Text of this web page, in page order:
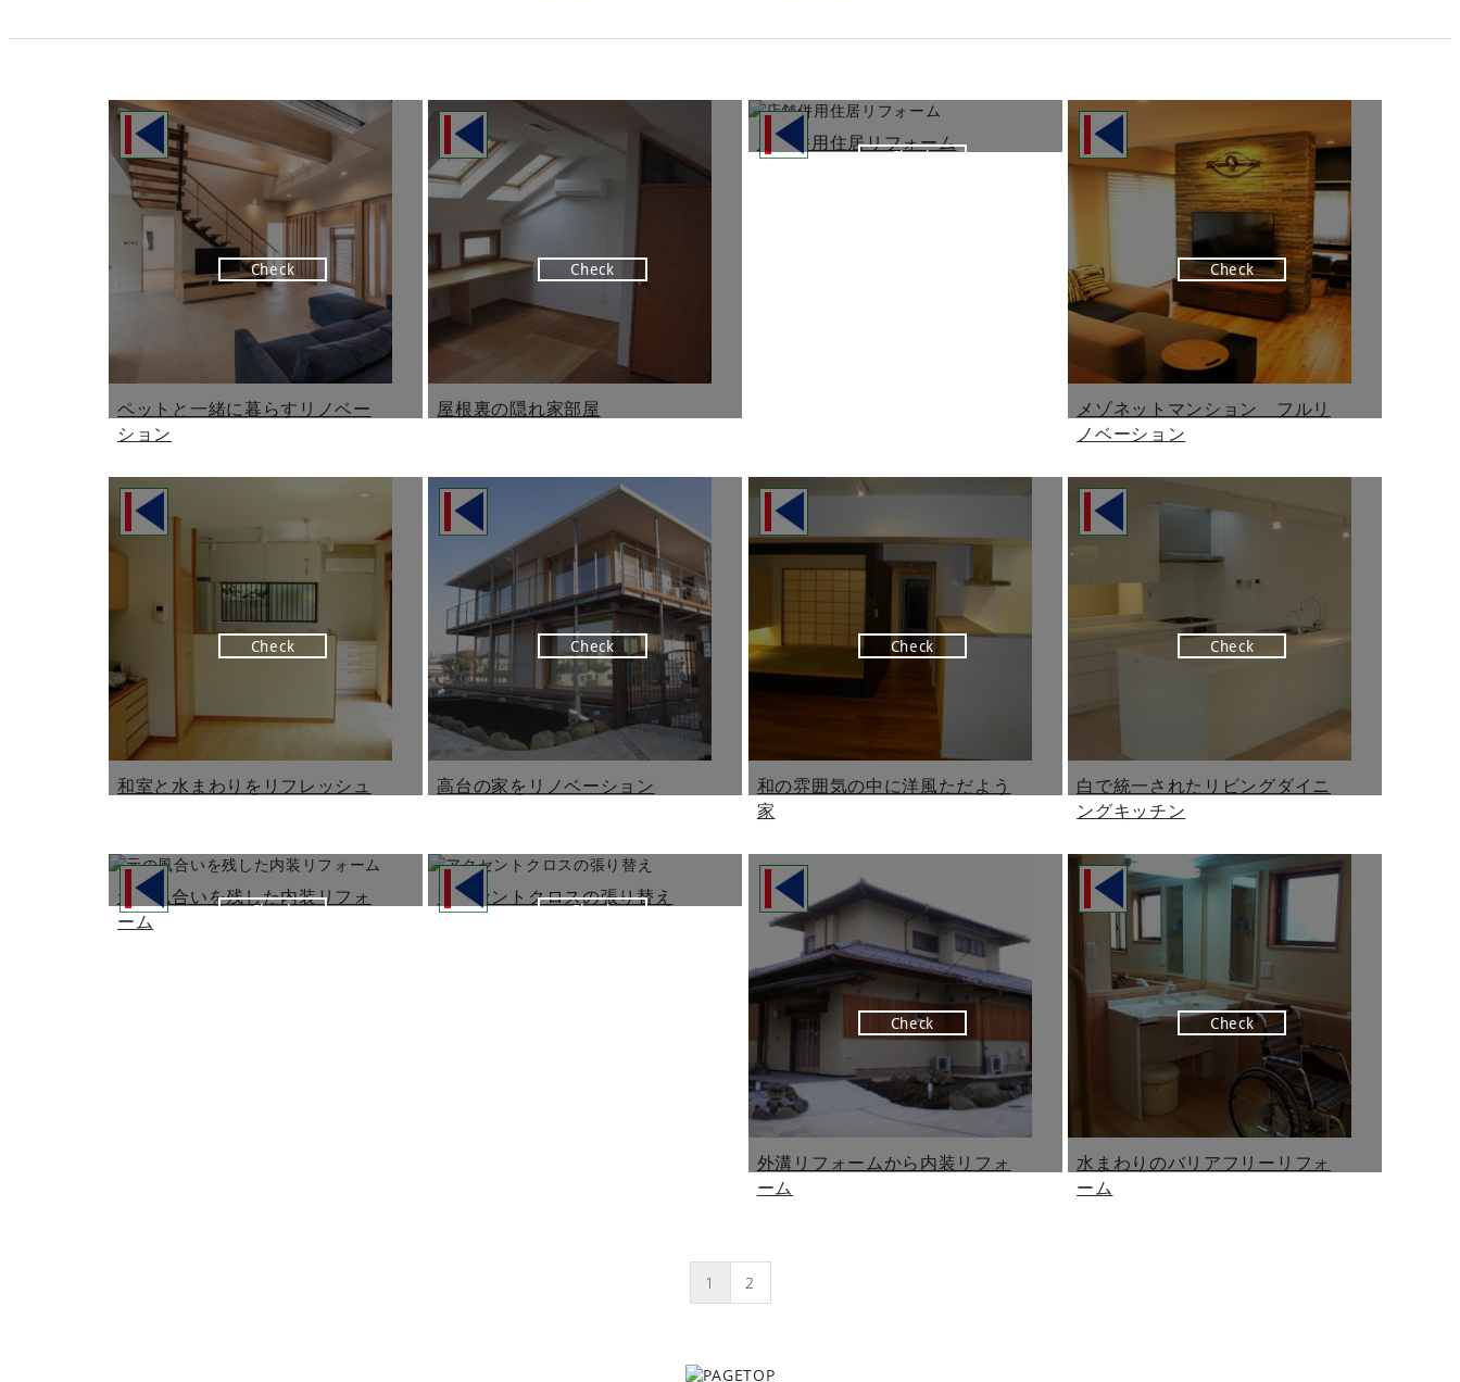
Check
ペットと一緒に暮らすリノベー
ション
Check
屋根裏の隠れ家部屋
Check
店舗併用住居リフォーム
Check
メゾネットマンション フルリ
ノベーション
Check
和室と水まわりをリフレッシュ
Check
高台の家をリノベーション
Check
和の雰囲気の中に洋風ただよう
家
Check
白で統一されたリビングダイニ
ングキッチン
Check
元の風合いを残した内装リフォ
ーム
Check
アクセントクロスの張り替え
Check
外溝リフォームから内装リフォ
ーム
Check
水まわりのバリアフリーリフォ
ーム
1 2